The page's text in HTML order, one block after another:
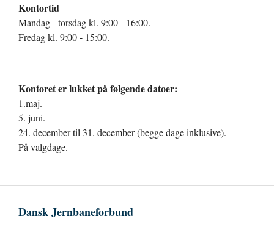
Kontortid
Mandag - torsdag kl. 9:00 - 16:00.
Fredag kl. 9:00 - 15:00.
Kontoret er lukket på følgende datoer:
1.maj.
5. juni.
24. december til 31. december (begge dage inklusive).
På valgdage.
Dansk Jernbaneforbund